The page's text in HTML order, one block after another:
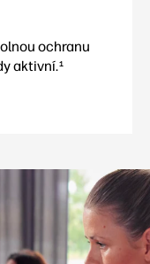
ochranu
aktivní.1